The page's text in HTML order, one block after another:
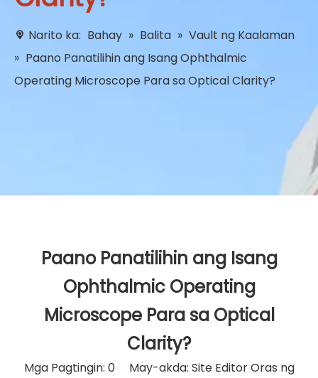
Narito ka: Bahay » Balita » Vault ng Kaalaman
» Paano Panatilihin ang Isang Ophthalmic
Operating Microscope Para sa Optical Clarity?
Paano Panatilihin ang Isang
Ophthalmic Operating
Microscope Para sa Optical
Clarity?
Mga Pagtingin: 0May-akda: Site Editor Oras ng